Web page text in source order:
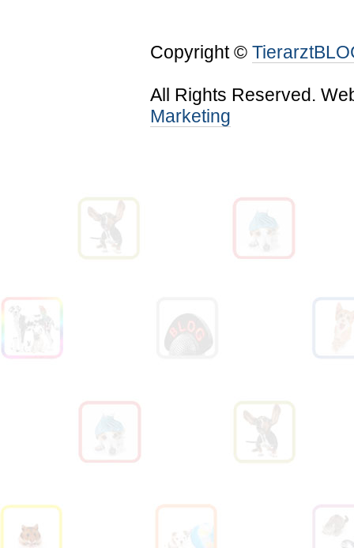
Copyright ©
All Rights Reserved.
Marketing